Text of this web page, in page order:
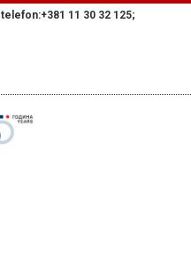
telefon:+381 11 30 32 125;